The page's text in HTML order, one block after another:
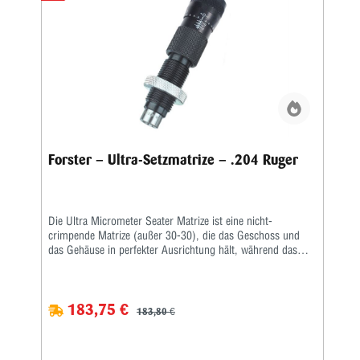
Forster – Ultra-Setzmatrize – .204 Ruger
Die Ultra Micrometer Seater Matrize ist eine nicht-
crimpende Matrize (außer 30-30), die das Geschoss und
das Gehäuse in perfekter Ausrichtung hält, während das
gewünschten Tiefe platziert und gemessen haben, stellen Sie
einfach den Mikrometerschaft nach oben oder unten auf die
183,75 € 183,80 €